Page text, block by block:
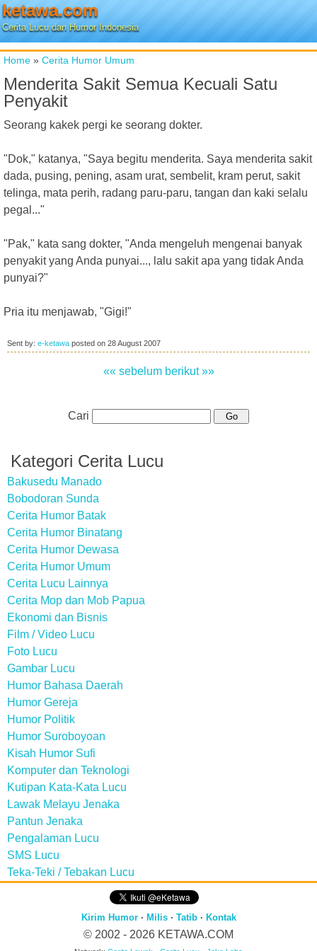
ketawa.com
Cerita Lucu dan Humor Indonesia
Home » Cerita Humor Umum
Menderita Sakit Semua Kecuali Satu
Penyakit
Seorang kakek pergi ke seorang dokter.
"Dok," katanya, "Saya begitu menderita. Saya menderita sakit
dada, pusing, pening, asam urat, sembelit, kram perut, sakit
telinga, mata perih, radang paru-paru, tangan dan kaki selalu
pegal..."
"Pak," kata sang dokter, "Anda mengeluh mengenai banyak
penyakit yang Anda punyai..., lalu sakit apa yang tidak Anda
punyai?"
Pria itu menjawab, "Gigi!"
Sent by: e-ketawa posted on 28 August 2007
«« sebelum berikut »»
Cari
Kategori Cerita Lucu
Bakusedu Manado
Bobodoran Sunda
Cerita Humor Batak
Cerita Humor Binatang
Cerita Humor Dewasa
Cerita Humor Umum
Cerita Lucu Lainnya
Cerita Mop dan Mob Papua
Ekonomi dan Bisnis
Film / Video Lucu
Foto Lucu
Gambar Lucu
Humor Bahasa Daerah
Humor Gereja
Humor Politik
Humor Suroboyoan
Kisah Humor Sufi
Komputer dan Teknologi
Kutipan Kata-Kata Lucu
Lawak Melayu Jenaka
Pantun Jenaka
Pengalaman Lucu
SMS Lucu
Teka-Teki / Tebakan Lucu
Kirim Humor· Milis· Tatib· Kontak
© 2002 - 2026 KETAWA.COM